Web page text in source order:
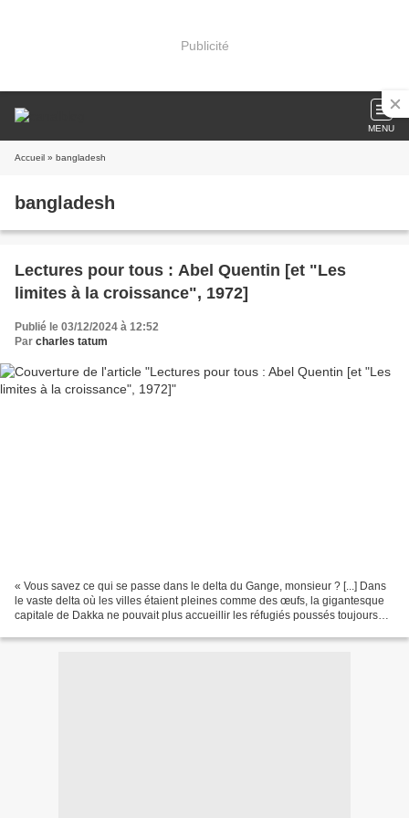
Publicité
MENU
Accueil » bangladesh
bangladesh
Lectures pour tous : Abel Quentin [et "Les
limites à la croissance", 1972]
Publié le 03/12/2024 à 12:52
Par charles tatum
« Vous savez ce qui se passe dans le delta du Gange, monsieur ? [...] Dans
le vaste delta où les villes étaient pleines comme des œufs, la gigantesque
capitale de Dakka ne pouvait plus accueillir les réfugiés poussés toujours